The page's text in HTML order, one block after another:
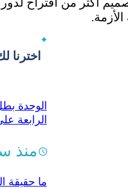
أكثر من اقتراح
اخترنا
الوحدة
الرابعة
منذ
ما حقيقة